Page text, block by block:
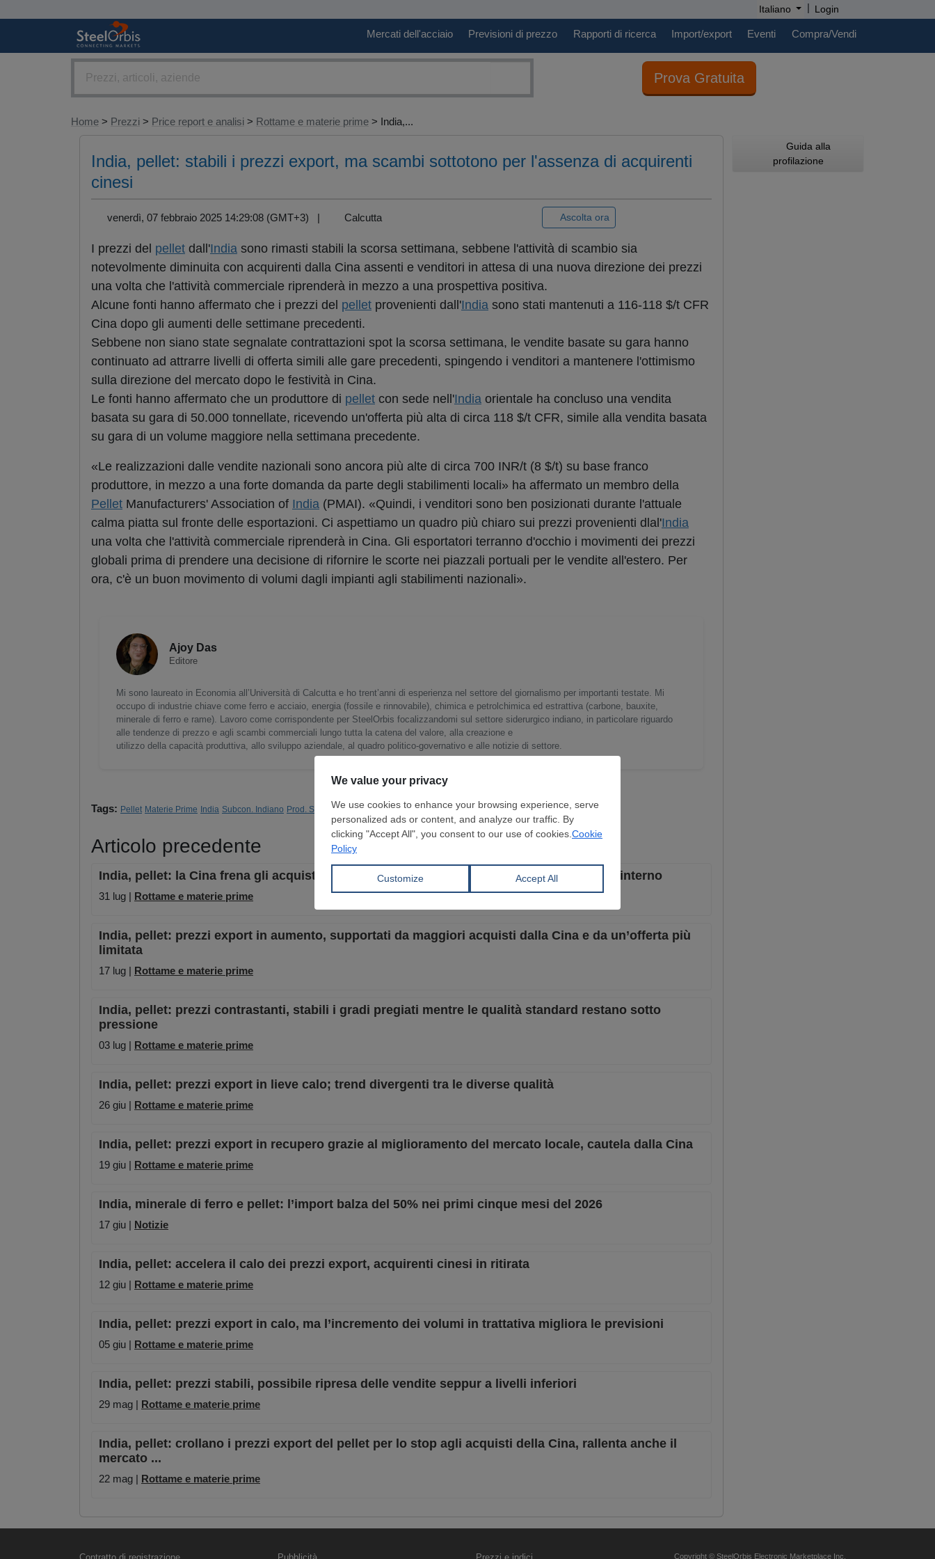
Italiano | Login
Mercati dell'acciaio Previsioni di prezzo Rapporti di ricerca Import/export Eventi Compra/Vendi
Prova Gratuita
Home > Prezzi > Price report e analisi > Rottame e materie prime > India,...
India, pellet: stabili i prezzi export, ma scambi sottotono per l'assenza di acquirenti
cinesi
venerdì, 07 febbraio 2025 14:29:08 (GMT+3) | Calcutta Ascolta ora
I prezzi del pellet dall'India sono rimasti stabili la scorsa settimana, sebbene l'attività di scambio sia
notevolmente diminuita con acquirenti dalla Cina assenti e venditori in attesa di una nuova direzione dei prezzi
una volta che l'attività commerciale riprenderà in mezzo a una prospettiva positiva.
Alcune fonti hanno affermato che i prezzi del pellet provenienti dall'India sono stati mantenuti a 116-118 $/t CFR
Cina dopo gli aumenti delle settimane precedenti.
Sebbene non siano state segnalate contrattazioni spot la scorsa settimana, le vendite basate su gara hanno
continuato ad attrarre livelli di offerta simili alle gare precedenti, spingendo i venditori a mantenere l'ottimismo
sulla direzione del mercato dopo le festività in Cina.
Le fonti hanno affermato che un produttore di pellet con sede nell'India orientale ha concluso una vendita
basata su gara di 50.000 tonnellate, ricevendo un'offerta più alta di circa 118 $/t CFR, simile alla vendita basata
su gara di un volume maggiore nella settimana precedente.
«Le realizzazioni dalle vendite nazionali sono ancora più alte di circa 700 INR/t (8 $/t) su base franco
produttore, in mezzo a una forte domanda da parte degli stabilimenti locali» ha affermato un membro della
Pellet Manufacturers' Association of India (PMAI). «Quindi, i venditori sono ben posizionati durante l'attuale
calma piatta sul fronte delle esportazioni. Ci aspettiamo un quadro più chiaro sui prezzi provenienti dlal'India
una volta che l'attività commerciale riprenderà in Cina. Gli esportatori terranno d'occhio i movimenti dei prezzi
globali prima di prendere una decisione di rifornire le scorte nei piazzali portuali per le vendite all'estero. Per
ora, c'è un buon movimento di volumi dagli impianti agli stabilimenti nazionali».
Ajoy Das
Editore
Mi sono laureato in Economia all’Università di Calcutta e ho trent’anni di esperienza nel settore del giornalismo per importanti testate. Mi
occupo di industrie chiave come ferro e acciaio, energia (fossile e rinnovabile), chimica e petrolchimica ed estrattiva (carbone, bauxite,
minerale di ferro e rame). Lavoro come corrispondente per SteelOrbis focalizzandomi sul settore siderurgico indiano, in particolare riguardo
alle tendenze di prezzo e agli scambi commerciali lungo tutta la catena del valore, alla creazione e
utilizzo della capacità produttiva, allo sviluppo aziendale, al quadro politico-governativo e alle notizie di settore.
Tags: Pellet Materie Prime India Subcon. Indiano Prod. Siderurgica
Articolo precedente
India, pellet: la Cina frena gli acquisti, prezzi in calo e venditori concentrati sul mercato interno
31 lug | Rottame e materie prime
India, pellet: prezzi export in aumento, supportati da maggiori acquisti dalla Cina e da un’offerta più
limitata
17 lug | Rottame e materie prime
India, pellet: prezzi contrastanti, stabili i gradi pregiati mentre le qualità standard restano sotto
pressione
03 lug | Rottame e materie prime
India, pellet: prezzi export in lieve calo; trend divergenti tra le diverse qualità
26 giu | Rottame e materie prime
India, pellet: prezzi export in recupero grazie al miglioramento del mercato locale, cautela dalla Cina
19 giu | Rottame e materie prime
India, minerale di ferro e pellet: l’import balza del 50% nei primi cinque mesi del 2026
17 giu | Notizie
India, pellet: accelera il calo dei prezzi export, acquirenti cinesi in ritirata
12 giu | Rottame e materie prime
India, pellet: prezzi export in calo, ma l’incremento dei volumi in trattativa migliora le previsioni
05 giu | Rottame e materie prime
India, pellet: prezzi stabili, possibile ripresa delle vendite seppur a livelli inferiori
29 mag | Rottame e materie prime
India, pellet: crollano i prezzi export del pellet per lo stop agli acquisti della Cina, rallenta anche il
mercato ...
22 mag | Rottame e materie prime
Guida alla
profilazione
Copyright © SteelOrbis Electronic Marketplace Inc.